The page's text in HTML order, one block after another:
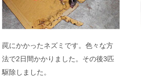
罠にかかったネズミです。色々な方
法で2日間かかりました。その後3匹
駆除しました。